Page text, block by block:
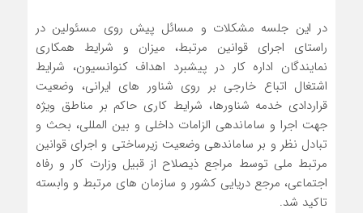
در این جلسه مشکلات و مسائل پیش روی مسئولین در
راستای اجرای قوانین مرتبط، میزان و شرایط همکاری
نمایندگان اداره کار در پیشبرد اهداف کنوانسیون، شرایط
اشتغال اتباع خارجی بر روی شناور های ایرانی، وضعیت
قراردادی خدمه شناورها، شرایط کاری حاکم بر مناطق ویژه
جهت اجرا و ساماندهی الزامات داخلی و بین المللی، بحث و
تبادل نظر و بر ساماندهی وضعیت زیرساختی و اجرای قوانین
مرتبط ملی توسط مراجع ذیصلاح از قبیل وزارت کار و رفاه
اجتماعی، مرجع دریایی کشور و سازمان های مرتبط و وابسته
تاکید شد.